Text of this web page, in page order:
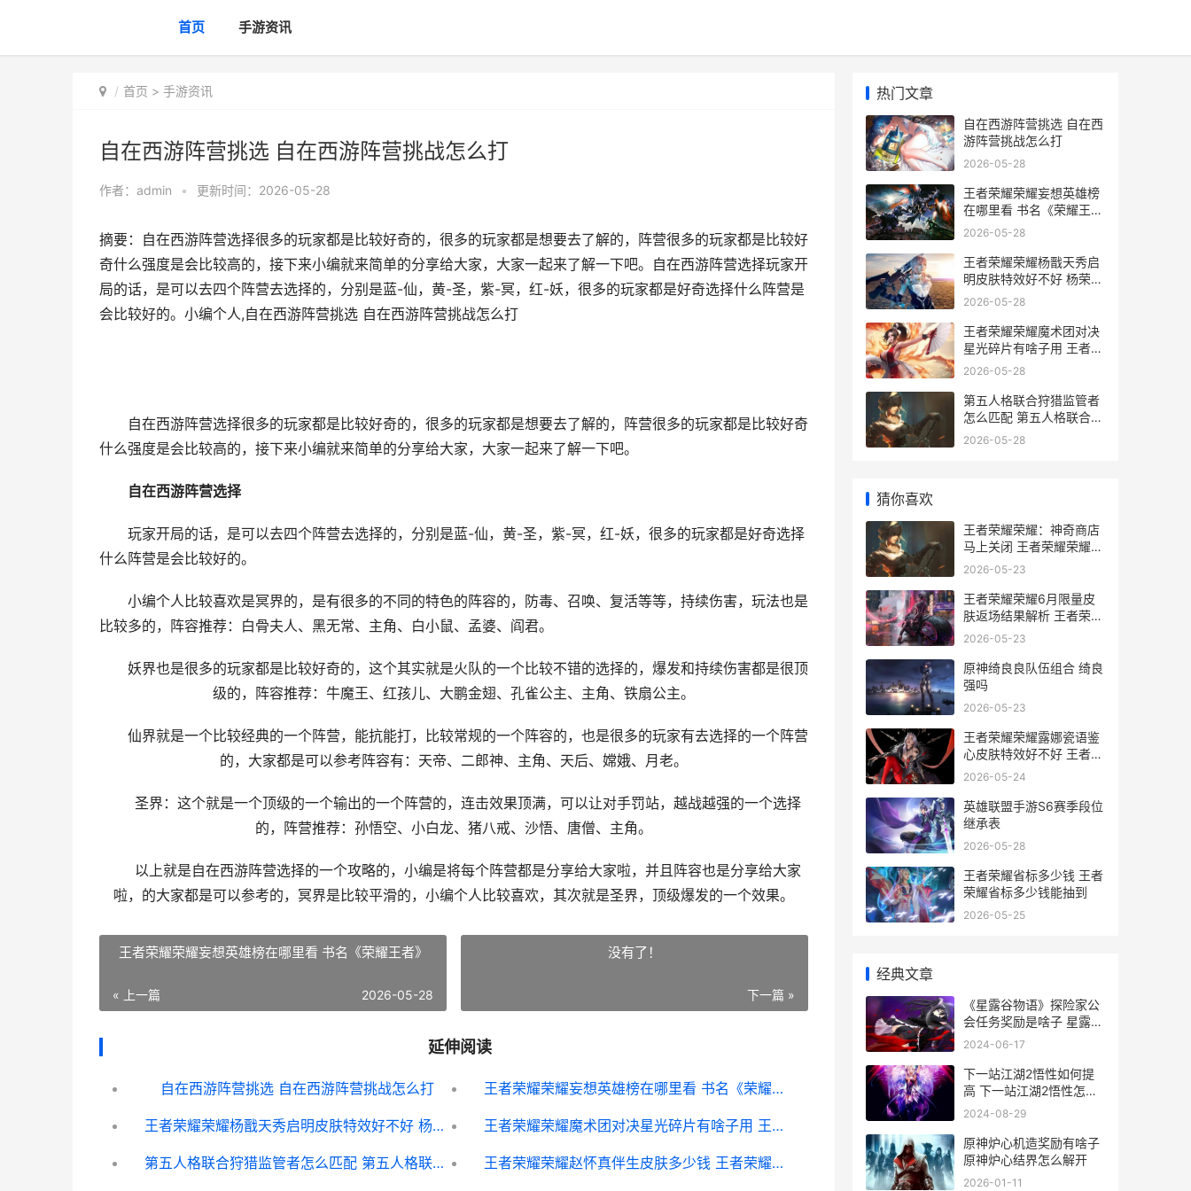
首页 手游资讯
首页 > 手游资讯
自在西游阵营挑选 自在西游阵营挑战怎么打
作者： admin • 更新时间：2026-05-28
摘要：自在西游阵营选择很多的玩家都是比较好奇的，很多的玩家都是想要去了解的，阵营很多的玩家都是比较好
奇什么强度是会比较高的，接下来小编就来简单的分享给大家，大家一起来了解一下吧。自在西游阵营选择玩家开
局的话，是可以去四个阵营去选择的，分别是蓝-仙，黄-圣，紫-冥，红-妖，很多的玩家都是好奇选择什么阵营是
会比较好的。小编个人,自在西游阵营挑选 自在西游阵营挑战怎么打
自在西游阵营选择很多的玩家都是比较好奇的，很多的玩家都是想要去了解的，阵营很多的玩家都是比较好奇
什么强度是会比较高的，接下来小编就来简单的分享给大家，大家一起来了解一下吧。
自在西游阵营选择
玩家开局的话，是可以去四个阵营去选择的，分别是蓝-仙，黄-圣，紫-冥，红-妖，很多的玩家都是好奇选择
什么阵营是会比较好的。
小编个人比较喜欢是冥界的，是有很多的不同的特色的阵容的，防毒、召唤、复活等等，持续伤害，玩法也是
比较多的，阵容推荐：白骨夫人、黑无常、主角、白小鼠、孟婆、阎君。
妖界也是很多的玩家都是比较好奇的，这个其实就是火队的一个比较不错的选择的，爆发和持续伤害都是很顶
级的，阵容推荐：牛魔王、红孩儿、大鹏金翅、孔雀公主、主角、铁扇公主。
仙界就是一个比较经典的一个阵营，能抗能打，比较常规的一个阵容的，也是很多的玩家有去选择的一个阵营
的，大家都是可以参考阵容有：天帝、二郎神、主角、天后、嫦娥、月老。
圣界：这个就是一个顶级的一个输出的一个阵营的，连击效果顶满，可以让对手罚站，越战越强的一个选择
的，阵营推荐：孙悟空、小白龙、猪八戒、沙悟、唐僧、主角。
以上就是自在西游阵营选择的一个攻略的，小编是将每个阵营都是分享给大家啦，并且阵容也是分享给大家
啦，的大家都是可以参考的，冥界是比较平滑的，小编个人比较喜欢，其次就是圣界，顶级爆发的一个效果。
王者荣耀荣耀妄想英雄榜在哪里看 书名《荣耀王者》
« 上一篇 2026-05-28
没有了！
下一篇 »
延伸阅读
自在西游阵营挑选 自在西游阵营挑战怎么打 王者荣耀荣耀妄想英雄榜在哪里看 书名《荣耀王者》
王者荣耀荣耀杨戬天秀启明皮肤特效好不好 杨荣鑫王者荣耀 王者荣耀荣耀魔术团对决星光碎片有啥子用 王者荣耀魔种介绍
第五人格联合狩猎监管者怎么匹配 第五人格联合狩猎监管者 王者荣耀荣耀赵怀真伴生皮肤多少钱 王者荣耀荣耀赵怀真称号
热门文章
自在西游阵营挑选 自在西
游阵营挑战怎么打
2026-05-28
王者荣耀荣耀妄想英雄榜
在哪里看 书名《荣耀王
者》
2026-05-28
王者荣耀荣耀杨戬天秀启
明皮肤特效好不好 杨荣鑫
王者荣耀
2026-05-28
王者荣耀荣耀魔术团对决
星光碎片有啥子用 王者荣
耀魔种介绍
2026-05-28
第五人格联合狩猎监管者
怎么匹配 第五人格联合狩
猎监管者
2026-05-28
猜你喜欢
王者荣耀荣耀：神奇商店
马上关闭 王者荣耀荣耀水
晶保底多少
2026-05-23
王者荣耀荣耀6月限量皮
肤返场结果解析 王者荣耀
荣耀60星
2026-05-23
原神绮良良队伍组合 绮良
强吗
2026-05-23
王者荣耀荣耀露娜瓷语鉴
心皮肤特效好不好 王者荣
耀荣耀露娜称号
2026-05-24
英雄联盟手游S6赛季段位
继承表
2026-05-28
王者荣耀省标多少钱 王者
荣耀省标多少钱能抽到
2026-05-25
经典文章
《星露谷物语》探险家公
会任务奖励是啥子 星露谷
物语背包扩充
2024-06-17
下一站江湖2悟性如何提
高 下一站江湖2悟性怎么
提升到100
2024-08-29
原神炉心机造奖励有啥子
原神炉心结界怎么解开
2026-01-11